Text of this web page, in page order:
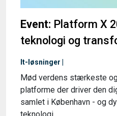
Event: Platform X
teknologi og
It-løsninger |
Mød verdens stærkeste
platforme der driver den
samlet i København - og